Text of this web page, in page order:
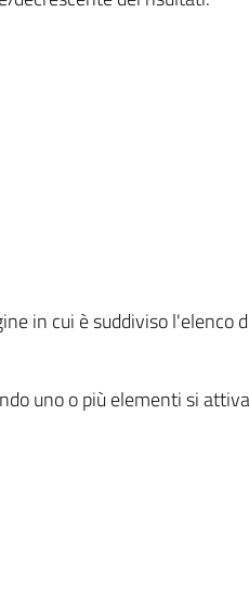
in cui è suddiviso l'elenco
uno o più elementi si